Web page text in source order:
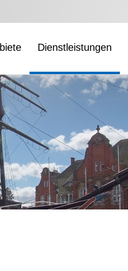
Dienstleistungen